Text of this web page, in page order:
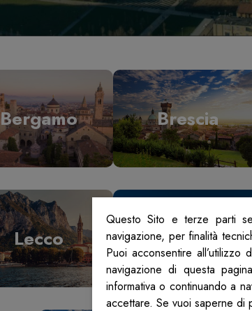
Bergamo Brescia
Lecco Lodi
Questo Sito e terze parti
navigazione, per finalità
Puoi acconsentire
navigazione di questa
informativa o continuando a
accettare. Se vuoi saperne di